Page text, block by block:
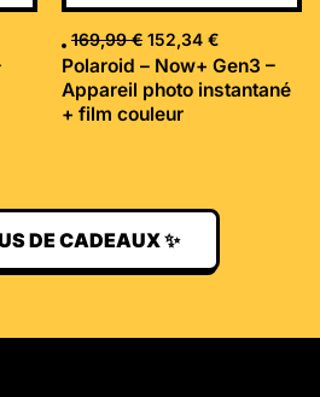
169,99€ 152,34 €
Polaroid – Now+ Gen3 –
Appareil photo instantané
+ film couleur
DE CADEAUX ✨